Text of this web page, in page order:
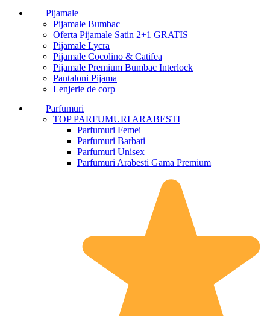
Pijamale
Pijamale Bumbac
Oferta Pijamale Satin 2+1 GRATIS
Pijamale Lycra
Pijamale Cocolino & Catifea
Pijamale Premium Bumbac Interlock
Pantaloni Pijama
Lenjerie de corp
Parfumuri
TOP PARFUMURI ARABESTI
Parfumuri Femei
Parfumuri Barbati
Parfumuri Unisex
Parfumuri Arabesti Gama Premium